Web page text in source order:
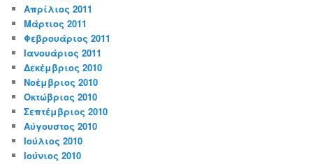
Απρίλιος 2011
Μάρτιος 2011
Φεβρουάριος 2011
Ιανουάριος 2011
Δεκέμβριος 2010
Νοέμβριος 2010
Οκτώβριος 2010
Σεπτέμβριος 2010
Αύγουστος 2010
Ιούλιος 2010
Ιούνιος 2010